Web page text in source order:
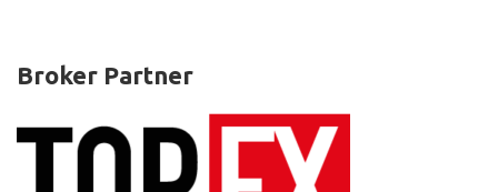
Broker Partner